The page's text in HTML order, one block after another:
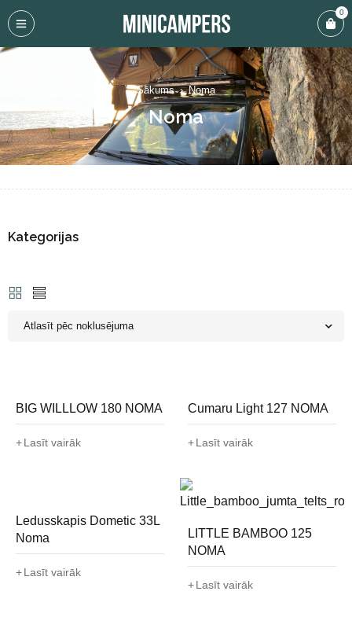
0
Sākums › Noma
Noma
Kategorijas
Atlasīt pēc noklusējuma
BIG WILLLOW 180 NOMA
Lasīt vairāk
Cumaru Light 127 NOMA
Lasīt vairāk
Ledusskapis Dometic 33L
Noma
Lasīt vairāk
LITTLE BAMBOO 125
NOMA
Lasīt vairāk